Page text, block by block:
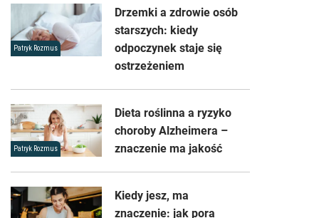
Patryk Rozmus
Drzemki a zdrowie osób
starszych: kiedy
odpoczynek staje się
ostrzeżeniem
Patryk Rozmus
Dieta roślinna a ryzyko
choroby Alzheimera –
znaczenie ma jakość
Kiedy jesz, ma
znaczenie: jak pora